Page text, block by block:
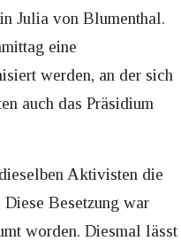
Julia von Blumenthal.
eine
werden, an der sich
auch das Präsidium
Aktivisten die
Besetzung war
worden. Diesmal lässt